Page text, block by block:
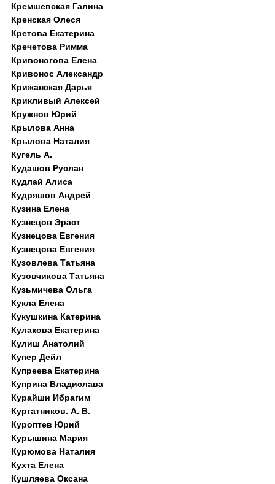
Кремшевская Галина
Кренская Олеся
Кретова Екатерина
Кречетова Римма
Кривоногова Елена
Кривонос Александр
Крижанская Дарья
Крикливый Алексей
Кружнов Юрий
Крылова Анна
Крылова Наталия
Кугель А.
Кудашов Руслан
Кудлай Алиса
Кудряшов Андрей
Кузина Елена
Кузнецов Эраст
Кузнецова Евгения
Кузнецова Евгения
Кузовлева Татьяна
Кузовчикова Татьяна
Кузьмичева Ольга
Кукла Елена
Кукушкина Катерина
Кулакова Екатерина
Кулиш Анатолий
Купер Дейл
Купреева Екатерина
Куприна Владислава
Курайши Ибрагим
Кургатников. А. В.
Куроптев Юрий
Курышина Мария
Курюмова Наталия
Кухта Елена
Кушляева Оксана